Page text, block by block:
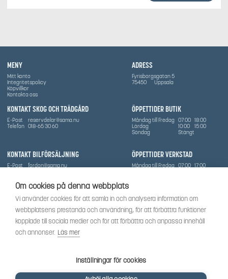
Om cookies på denna webbplats
Vi använder cookies för att samla in och analysera information om
webbplatsens prestanda och användning, för att förbättra funktioner
kopplade till sociala medier och för att förbättra och anpassa innehåll
och annonser. Läs mer
Inställningar för cookies
MENY
Mitt konto
Integritetspolicy
Köpvillkor
Kontakta oss
ÖPPETTIDER BUTIK
Måndag till Fredag 07:00 18:00
Lördag
10:00
15:00
Söndag
Stängt
ÖPPETTIDER VERKSTAD
Måndag till Fredag 07:00 17:00
ADRESS
Fyrisborgsgatan 5
75450
Uppsala
KONTAKT SKOG OCH TRÄDGÅRD
E-Post
reservdelar@sama.nu
Telefon 018-65 30 60
KONTAKT BILFÖRSÄLJNING
E-Post
fordon@sama.nu
Vi har sedan 1970-talet levererat skog-och trädgårdsprodukter till Uppsala med omnejd. Vi
har idag även ett brett utbud av dessa produkter samt BRP:s produktsortiment, gällande
Can-Am, Sea-Doo.
Vi är certifierad serviceverkstad.
SOCIALT